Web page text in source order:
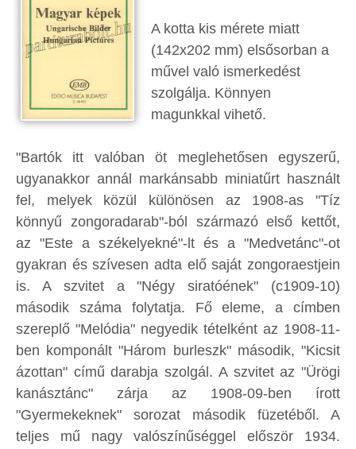
A kotta kis mérete miatt
(142x202 mm) elsősorban a
művel való ismerkedést
szolgálja. Könnyen
magunkkal vihető.
"Bartók itt valóban öt meglehetősen egyszerű,
ugyanakkor annál markánsabb miniatűrt használt
fel, melyek közül különösen az 1908-as "Tíz
könnyű zongoradarab"-ból származó első kettőt,
az "Este a székelyekné"-lt és a "Medvetánc"-ot
gyakran és szívesen adta elő saját zongoraestjein
is. A szvitet a "Négy siratóének" (c1909-10)
második száma folytatja. Fő eleme, a címben
szereplő "Melódia" negyedik tételként az 1908-11-
ben komponált "Három burleszk" második, "Kicsit
ázottan" című darabja szolgál. A szvitet az "Ürögi
kanásztánc" zárja az 1908-09-ben írott
"Gyermekeknek" sorozat második füzetéből. A
teljes mű nagy valószínűséggel először 1934.